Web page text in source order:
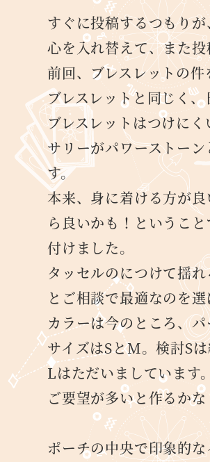
すぐに投稿するつもり
心を入れ替えて、また投
前回、ブレスレットの件
ブレスレットと同じく
ブレスレットはつけに
サリーがパワーストー
す。
本来、身に着ける方が
ら良いかも！というこ
付けました。
タッセルのにつけて揺
とご相談で最適なのを選
カラーは今のところ、パ
サイズはSとM。検討S
Lはただいましています。
ご要望が多いと作るかな
ポーチの中央で印象的